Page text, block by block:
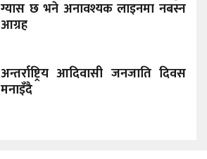
ग्यास छ भने अनावश्यक लाइनमा नबस्न
आग्रह
अन्तर्राष्ट्रिय आदिवासी जनजाति दिवस
मनाइँदै